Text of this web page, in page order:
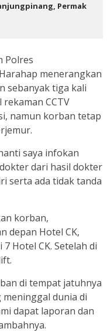
Permak
Polres
menerangkan
sebanyak tiga kali
CCTV
namun korban tetap
saya infokan
dari hasil dokter
serta ada tidak tanda
korban,
depan Hotel CK,
Hotel CK. Setelah di
di tempat jatuhnya
dunia di
dapat laporan dan